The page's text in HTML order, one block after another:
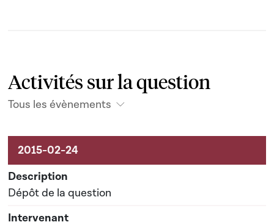
Activités sur la question
Tous les évènements
Activités liées au dossier
Dépôt de la question